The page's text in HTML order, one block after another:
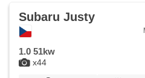
x44
Subaru Justy
1.0 51kw